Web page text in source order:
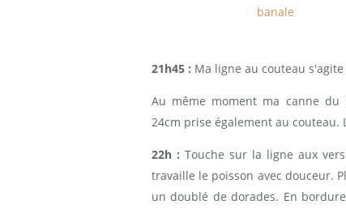
21h45 : Ma ligne au couteau
Au même moment ma canne
24cm prise également au couteau.
22h : Touche sur la ligne aux
travaille le poisson avec douceur.
un doublé de dorades. En